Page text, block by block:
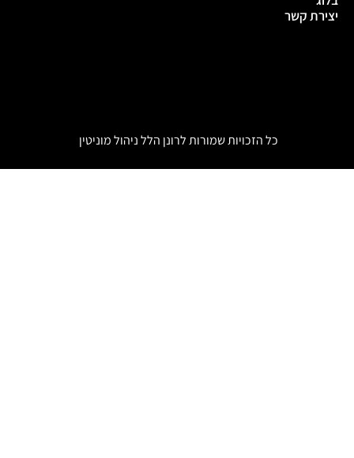
יצירת קשר
כל הזכויות שמורות לרונן הללניהול מוניטין